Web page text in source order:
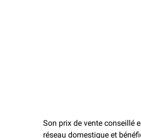
Son prix de vente conseillé
réseau domestique et